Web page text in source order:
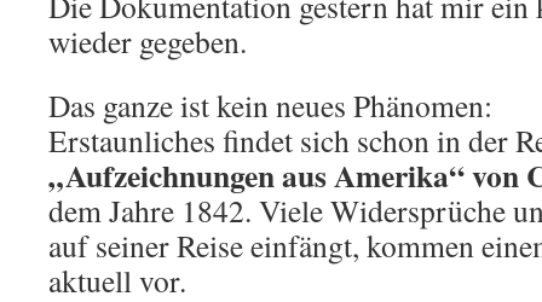
wieder gegeben.
Das ganze ist kein neues Phänomen:
Erstaunliches findet sich schon in der
„Aufzeichnungen aus Amerika“ von
dem Jahre 1842. Viele Widersprüche
auf seiner Reise einfängt, kommen
aktuell vor.